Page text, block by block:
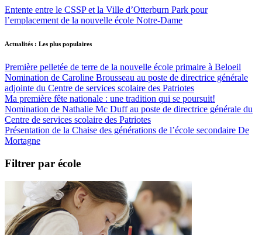
Entente entre le CSSP et la Ville d’Otterburn Park pour
l’emplacement de la nouvelle école Notre-Dame
Actualités : Les plus populaires
Première pelletée de terre de la nouvelle école primaire à Beloeil
Nomination de Caroline Brousseau au poste de directrice générale
adjointe du Centre de services scolaire des Patriotes
Ma première fête nationale : une tradition qui se poursuit!
Nomination de Nathalie Mc Duff au poste de directrice générale du
Centre de services scolaire des Patriotes
Présentation de la Chaise des générations de l’école secondaire De
Mortagne
Filtrer par école